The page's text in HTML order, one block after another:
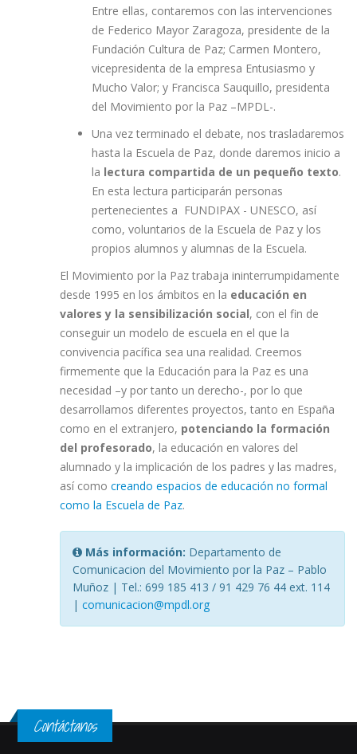
Entre ellas, contaremos con las intervenciones
de Federico Mayor Zaragoza, presidente de la
Fundación Cultura de Paz; Carmen Montero,
vicepresidenta de la empresa Entusiasmo y
Mucho Valor; y Francisca Sauquillo, presidenta
del Movimiento por la Paz –MPDL-.
Una vez terminado el debate, nos trasladaremos
hasta la Escuela de Paz, donde daremos inicio a
la lectura compartida de un pequeño texto.
En esta lectura participarán personas
pertenecientes a FUNDIPAX - UNESCO, así
como, voluntarios de la Escuela de Paz y los
propios alumnos y alumnas de la Escuela.
El Movimiento por la Paz trabaja ininterrumpidamente
desde 1995 en los ámbitos en la educación en
valores y la sensibilización social, con el fin de
conseguir un modelo de escuela en el que la
convivencia pacífica sea una realidad. Creemos
firmemente que la Educación para la Paz es una
necesidad –y por tanto un derecho-, por lo que
desarrollamos diferentes proyectos, tanto en España
como en el extranjero, potenciando la formación
del profesorado, la educación en valores del
alumnado y la implicación de los padres y las madres,
así como creando espacios de educación no formal
como la Escuela de Paz.
Más información: Departamento de
Comunicacion del Movimiento por la Paz – Pablo
Muñoz | Tel.: 699 185 413 / 91 429 76 44 ext. 114
| comunicacion@mpdl.org
Contáctanos